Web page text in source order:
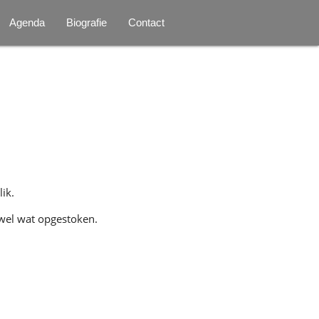
Agenda Biografie Contact
wat opgestoken.